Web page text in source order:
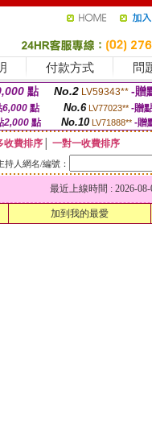
付款方式 問
點 No.2 LV59343** -贈
6,000點 No.6 LV77023** -贈
2,000點 No.10 LV71888** -贈
收費排序
一對一收費排序
持人網名/編號：
最近上線時間 : 2026-08-
加到我的最愛